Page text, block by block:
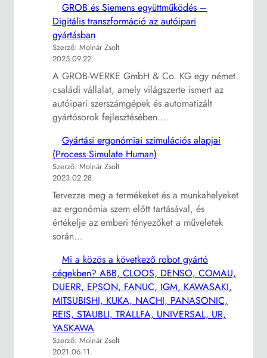
GROB és Siemens együttműködés –
Digitális transzformáció az autóipari
gyártásban
Szerző: Molnár Zsolt
2025.09.22.
A GROB-WERKE GmbH & Co. KG egy német
családi vállalat, amely világszerte ismert az
autóipari szerszámgépek és automatizált
gyártósorok fejlesztésében….
Gyártási ergonómiai szimulációs alapjai
(Process Simulate Human)
Szerző: Molnár Zsolt
2023.02.28.
Tervezze meg a termékeket és a munkahelyeket
az ergonómia szem előtt tartásával, és
értékelje az emberi tényezőket a műveletek
során…
Mi a közös a következő robot gyártó
cégekben? ABB, CLOOS, DENSO, COMAU,
DUERR, EPSON, FANUC, IGM, KAWASAKI,
MITSUBISHI, KUKA, NACHI, PANASONIC,
REIS, STAUBLI, TRALLFA, UNIVERSAL, UR,
YASKAWA
Szerző: Molnár Zsolt
2021.06.11.